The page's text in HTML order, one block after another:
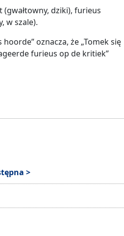
dziki), furieus
w szale).
oznacza, że „Tomek się
furieus op de kritiek”
>